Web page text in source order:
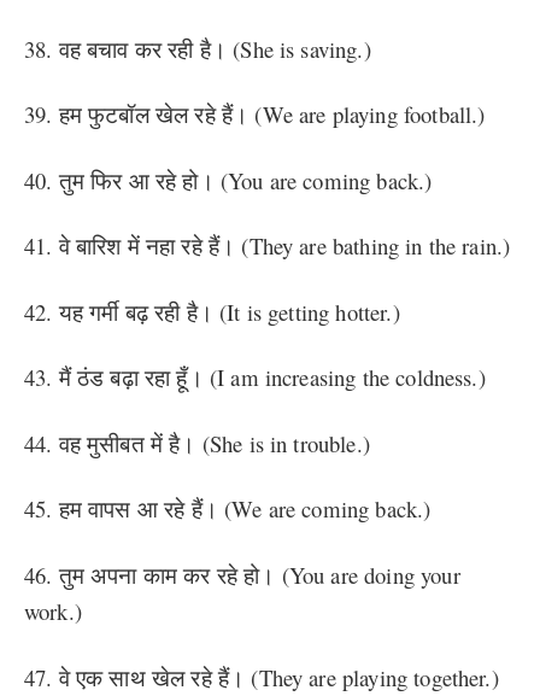
38. वह बचाव कर रही है। (She is saving.)
39. हम फुटबॉल खेल रहे हैं। (We are playing football.)
40. तुम फिर आ रहे हो। (You are coming back.)
41. वे बारिश में नहा रहे हैं। (They are bathing in the rain.)
42. यह गर्मी बढ़ रही है। (It is getting hotter.)
43. मैं ठंड बढ़ा रहा हूँ। (I am increasing the coldness.)
44. वह मुसीबत में है। (She is in trouble.)
45. हम वापस आ रहे हैं। (We are coming back.)
46. तुम अपना काम कर रहे हो। (You are doing your
work.)
47. वे एक साथ खेल रहे हैं। (They are playing together.)